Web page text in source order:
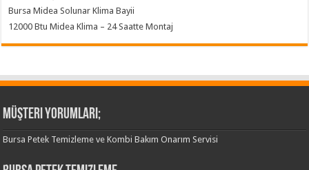
Bursa Midea Solunar Klima Bayii
12000 Btu Midea Klima – 24 Saatte Montaj
Müşteri Yorumları;
Bursa Petek Temizleme ve Kombi Bakım Onarım Servisi